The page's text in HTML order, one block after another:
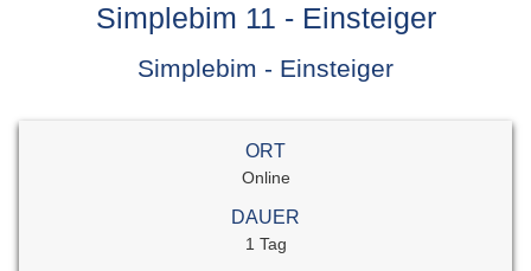
Simplebim 11 - Einsteiger
Simplebim - Einsteiger
ORT
Online
DAUER
1 Tag